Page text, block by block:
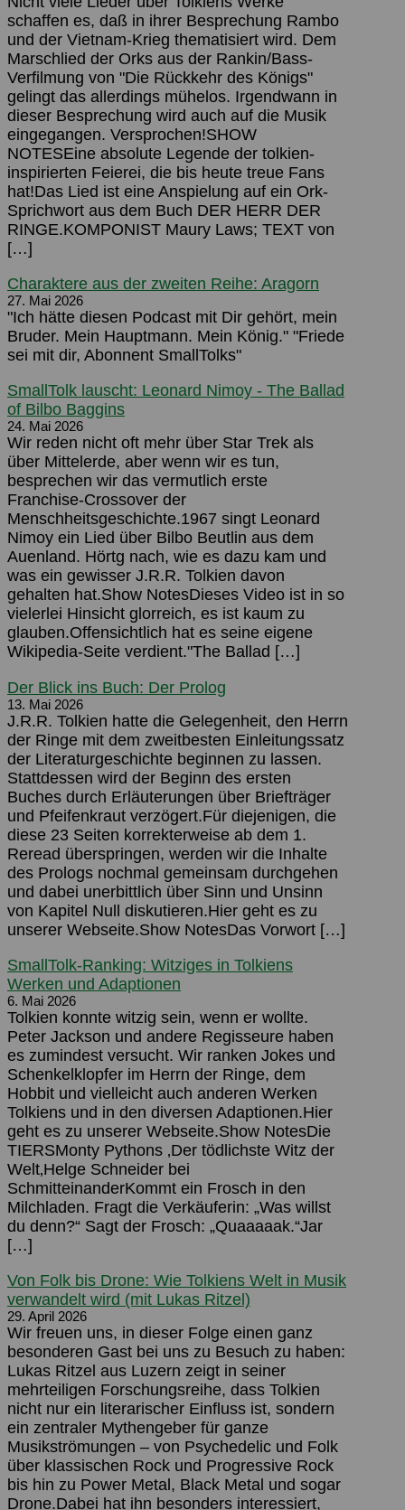
schaffen es, daß in ihrer Besprechung Rambo
und der Vietnam-Krieg thematisiert wird. Dem
Marschlied der Orks aus der Rankin/Bass-
Verfilmung von "Die Rückkehr des Königs"
gelingt das allerdings mühelos. Irgendwann in
dieser Besprechung wird auch auf die Musik
eingegangen. Versprochen!SHOW
NOTESEine absolute Legende der tolkien-
inspirierten Feierei, die bis heute treue Fans
hat!Das Lied ist eine Anspielung auf ein Ork-
Sprichwort aus dem Buch DER HERR DER
RINGE.KOMPONIST Maury Laws; TEXT von
[…]
Charaktere aus der zweiten Reihe: Aragorn
27. Mai 2026
"Ich hätte diesen Podcast mit Dir gehört, mein
Bruder. Mein Hauptmann. Mein König." "Friede
sei mit dir, Abonnent SmallTolks"
SmallTolk lauscht: Leonard Nimoy - The Ballad
of Bilbo Baggins
24. Mai 2026
Wir reden nicht oft mehr über Star Trek als
über Mittelerde, aber wenn wir es tun,
besprechen wir das vermutlich erste
Franchise-Crossover der
Menschheitsgeschichte.1967 singt Leonard
Nimoy ein Lied über Bilbo Beutlin aus dem
Auenland. Hörtg nach, wie es dazu kam und
was ein gewisser J.R.R. Tolkien davon
gehalten hat.Show NotesDieses Video ist in so
vielerlei Hinsicht glorreich, es ist kaum zu
glauben.Offensichtlich hat es seine eigene
Wikipedia-Seite verdient."The Ballad […]
Der Blick ins Buch: Der Prolog
13. Mai 2026
J.R.R. Tolkien hatte die Gelegenheit, den Herrn
der Ringe mit dem zweitbesten Einleitungssatz
der Literaturgeschichte beginnen zu lassen.
Stattdessen wird der Beginn des ersten
Buches durch Erläuterungen über Briefträger
und Pfeifenkraut verzögert.Für diejenigen, die
diese 23 Seiten korrekterweise ab dem 1.
Reread überspringen, werden wir die Inhalte
des Prologs nochmal gemeinsam durchgehen
und dabei unerbittlich über Sinn und Unsinn
von Kapitel Null diskutieren.Hier geht es zu
unserer Webseite.Show NotesDas Vorwort […]
SmallTolk-Ranking: Witziges in Tolkiens
Werken und Adaptionen
6. Mai 2026
Tolkien konnte witzig sein, wenn er wollte.
Peter Jackson und andere Regisseure haben
es zumindest versucht. Wir ranken Jokes und
Schenkelklopfer im Herrn der Ringe, dem
Hobbit und vielleicht auch anderen Werken
Tolkiens und in den diversen Adaptionen.Hier
geht es zu unserer Webseite.Show NotesDie
TIERSMonty Pythons ‚Der tödlichste Witz der
Welt‚Helge Schneider bei
SchmitteinanderKommt ein Frosch in den
Milchladen. Fragt die Verkäuferin: „Was willst
du denn?“ Sagt der Frosch: „Quaaaaak.“Jar
[…]
Von Folk bis Drone: Wie Tolkiens Welt in Musik
verwandelt wird (mit Lukas Ritzel)
29. April 2026
Wir freuen uns, in dieser Folge einen ganz
besonderen Gast bei uns zu Besuch zu haben:
Lukas Ritzel aus Luzern zeigt in seiner
mehrteiligen Forschungsreihe, dass Tolkien
nicht nur ein literarischer Einfluss ist, sondern
ein zentraler Mythengeber für ganze
Musikströmungen – von Psychedelic und Folk
über klassischen Rock und Progressive Rock
bis hin zu Power Metal, Black Metal und sogar
Drone.Dabei hat ihn besonders interessiert,